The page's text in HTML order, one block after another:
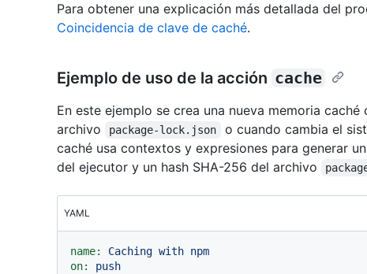
Para obtener una explicación más detallada del
Coincidencia de clave de caché.
Ejemplo de uso de la acción cache
En este ejemplo se crea una nueva memoria
archivo
package-lock.json
o cuando cambia el
caché usa contextos y expresiones para generar
del ejecutor y un hash SHA-256 del archivo
YAML
name: Caching with npm
on:
push